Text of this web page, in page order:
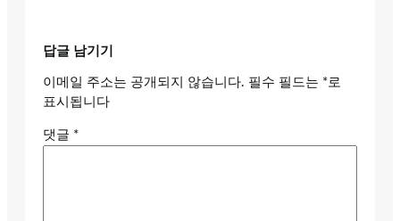
답글 남기기
이메일 주소는 공개되지 않습니다. 필수 필드는 *로
표시됩니다
댓글 *